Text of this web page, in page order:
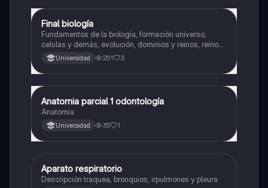
Biología
Final biología
Fundamentos de la biología, formación universo,
celulas y demás, evolución, dominios y reinos, reino
planta y animalia
Universidad 251 3
Biología
Anatomia parcial 1 odontología
Anatomia
Universidad 35 1
Biología
Aparato respiratorio
Descripción traquea, bronquios, irpulmones y pleura